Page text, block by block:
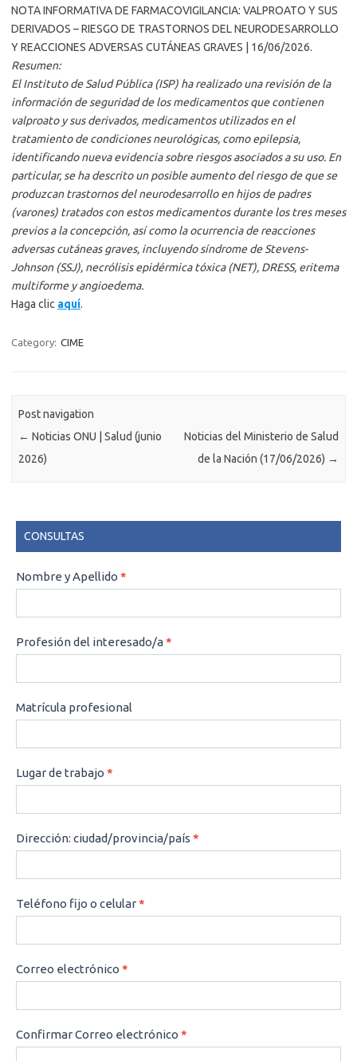
NOTA INFORMATIVA DE FARMACOVIGILANCIA: VALPROATO Y SUS
DERIVADOS – RIESGO DE TRASTORNOS DEL NEURODESARROLLO
Y REACCIONES ADVERSAS CUTÁNEAS GRAVES | 16/06/2026.
Resumen:
El Instituto de Salud Pública (ISP) ha realizado una revisión de la
información de seguridad de los medicamentos que contienen
valproato y sus derivados, medicamentos utilizados en el
tratamiento de condiciones neurológicas, como epilepsia,
identificando nueva evidencia sobre riesgos asociados a su uso. En
particular, se ha descrito un posible aumento del riesgo de que se
produzcan trastornos del neurodesarrollo en hijos de padres
(varones) tratados con estos medicamentos durante los tres meses
previos a la concepción, así como la ocurrencia de reacciones
adversas cutáneas graves, incluyendo síndrome de Stevens-
Johnson (SSJ), necrólisis epidérmica tóxica (NET), DRESS, eritema
multiforme y angioedema.
Haga clic aquí.
Category: CIME
Post navigation
← Noticias ONU | Salud (junio
2026)
Noticias del Ministerio de Salud
de la Nación (17/06/2026) →
CONSULTAS
CONSULTAS
Nombre y Apellido *
Profesión del interesado/a*
Matrícula profesional
Lugar de trabajo *
Dirección: ciudad/provincia/país *
Teléfono fijo o celular*
Correo electrónico *
Confirmar Correo electrónico *